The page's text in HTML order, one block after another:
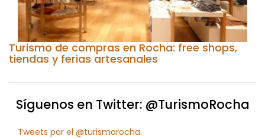
Turismo de compras en Rocha: free shops,
tiendas y ferias artesanales
Síguenos en Twitter: @TurismoRocha
Tweets por el @turismorocha.